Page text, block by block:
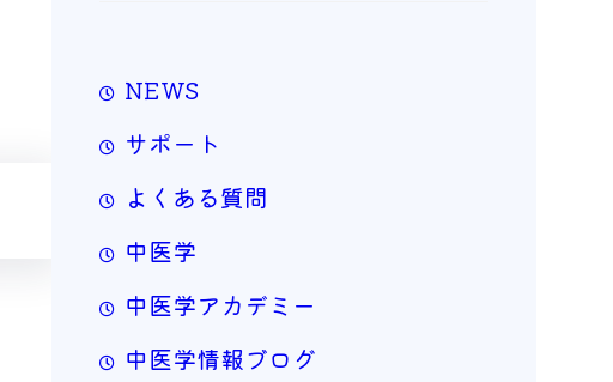
NEWS
サポート
よくある質問
中医学
中医学アカデミー
中医学情報ブログ